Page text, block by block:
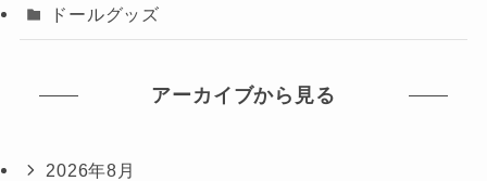
ドールグッズ
アーカイブから見る
2026年8月